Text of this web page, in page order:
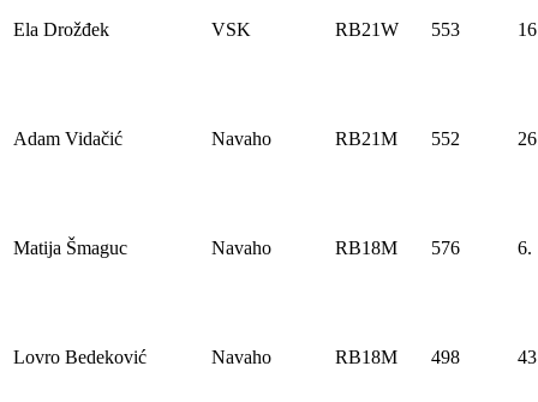
Ela Drožđek VSK RB21W 553
Adam Vidačić Navaho RB21M 552
Matija Šmaguc Navaho RB18M 576 6.
Lovro Bedeković Navaho RB18M 498